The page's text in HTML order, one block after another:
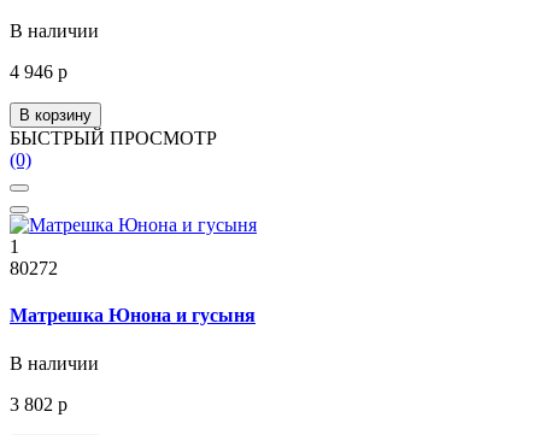
В наличии
4 946 р
В корзину
БЫСТРЫЙ ПРОСМОТР
(0)
1
80272
Матрешка Юнона и гусыня
В наличии
3 802 р